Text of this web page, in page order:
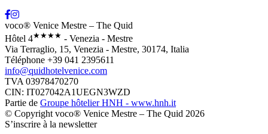
voco® Venice Mestre – The Quid
Hôtel 4★★★★ - Venezia - Mestre
Via Terraglio, 15, Venezia - Mestre, 30174, Italia
Téléphone +39 041 2395611
info@quidhotelvenice.com
TVA 03978470270
CIN: IT027042A1UEGN3WZD
Partie de Groupe hôtelier HNH - www.hnh.it
© Copyright voco® Venice Mestre – The Quid 2026
S’inscrire à la newsletter